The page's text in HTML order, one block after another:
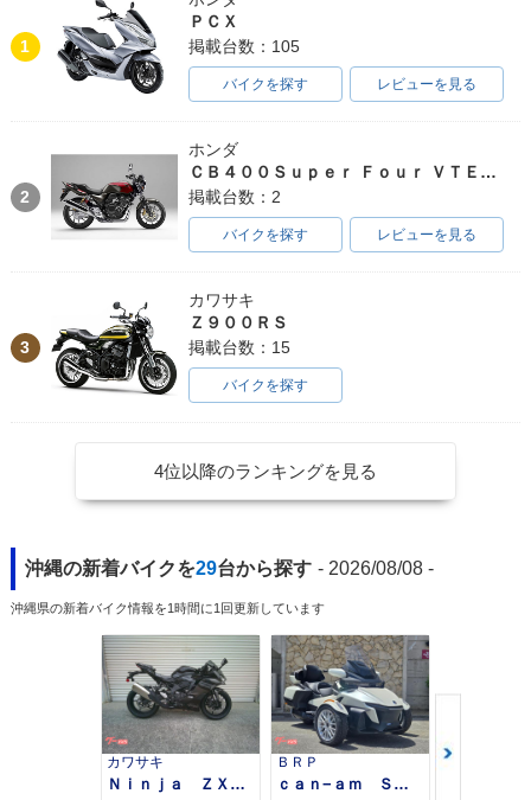
1
ＰＣＸ
掲載台数：105
バイクを探す レビューを見る
2
ホンダ
ＣＢ４００Ｓｕｐｅｒ Ｆｏｕｒ ＶＴＥＣ ＳＰＥＣ３
掲載台数：2
バイクを探す レビューを見る
3
カワサキ
Ｚ９００ＲＳ
掲載台数：15
バイクを探す
4位以降のランキングを見る
沖縄の新着バイクを29台から探す - 2026/08/08 -
沖縄県の新着バイク情報を1時間に1回更新しています
カワサキ
Ｎｉｎｊａ ＺＸ−４Ｒ ＳＥ
ＢＲＰ
ｃａｎ−ａｍ ＳＰＹＤＥＲ ＲＴ ＬＩＭＩＴＥＤ
スズキ